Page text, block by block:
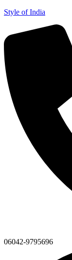
Style of India
06042-9795696